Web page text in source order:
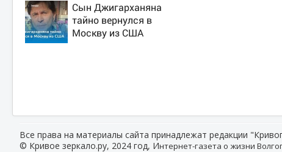
на Вести.ru
Сын Джигарханяна
тайно вернулся в
Москву из США
Все права на материалы сайта принадлежат редакции
© Кривое зеркало.ру, 2024 год, Интернет-газета о жизни